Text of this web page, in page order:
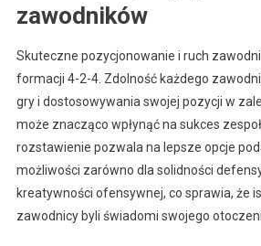
zawodników
Skuteczne pozycjonowanie i ruch
formacji 4-2-4. Zdolność każdego
gry i dostosowywania swojej pozycji w
może znacząco wpłynąć na sukces
rozstawienie pozwala na lepsze opcje
możliwości zarówno dla solidności
kreatywności ofensywnej, co sprawia, że
zawodnicy byli świadomi swojego